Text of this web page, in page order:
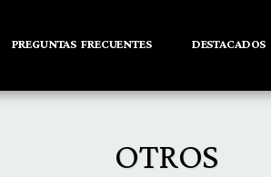
PREGUNTAS FRECUENTES DESTACADOS
OTROS